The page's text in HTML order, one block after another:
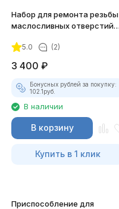
Набор для ремонта резьбы
маслосливных отверстий
5.0 (2)
3 400 ₽
Бонусных рублей за покупку:
102.1руб.
В наличии
В корзину
Купить в 1 клик
Приспособление для